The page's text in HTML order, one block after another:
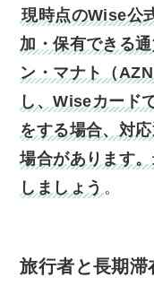
現時点のWise公
加・保有できる
ン・マナト（
し、Wiseカード
をする場合、対
場合があります
しましょう 。
旅行者と長期滞